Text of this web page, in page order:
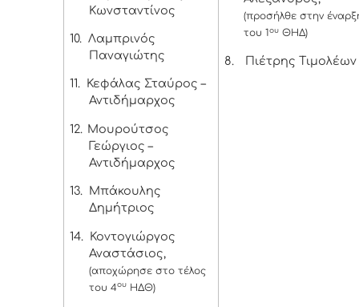
Κωνσταντίνος
10. Λαμπρινός
Παναγιώτης
11.
Κεφάλας Σταύρος –
Αντιδήμαρχος
12. Μουρούτσος
Γεώργιος –
Αντιδήμαρχος
13.
Μπάκουλης
Δημήτριος
14.
Κοντογιώργος
Αναστάσιος,
(αποχώρησε στο τέλος
του 4ουΗΔΘ)
(προσήλθε στην
του 1 ουΘΗΔ)
8. Πιέτρης Τιμολέων